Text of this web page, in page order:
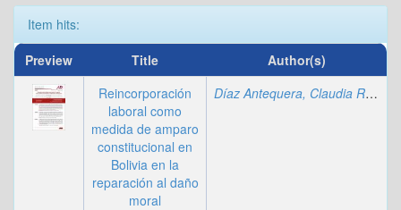
Item hits:
Preview
Title
Author(s)
Reincorporación
laboral como
medida de amparo
constitucional en
Bolivia en la
reparación al daño
moral
Díaz Antequera, Claudia Rissel